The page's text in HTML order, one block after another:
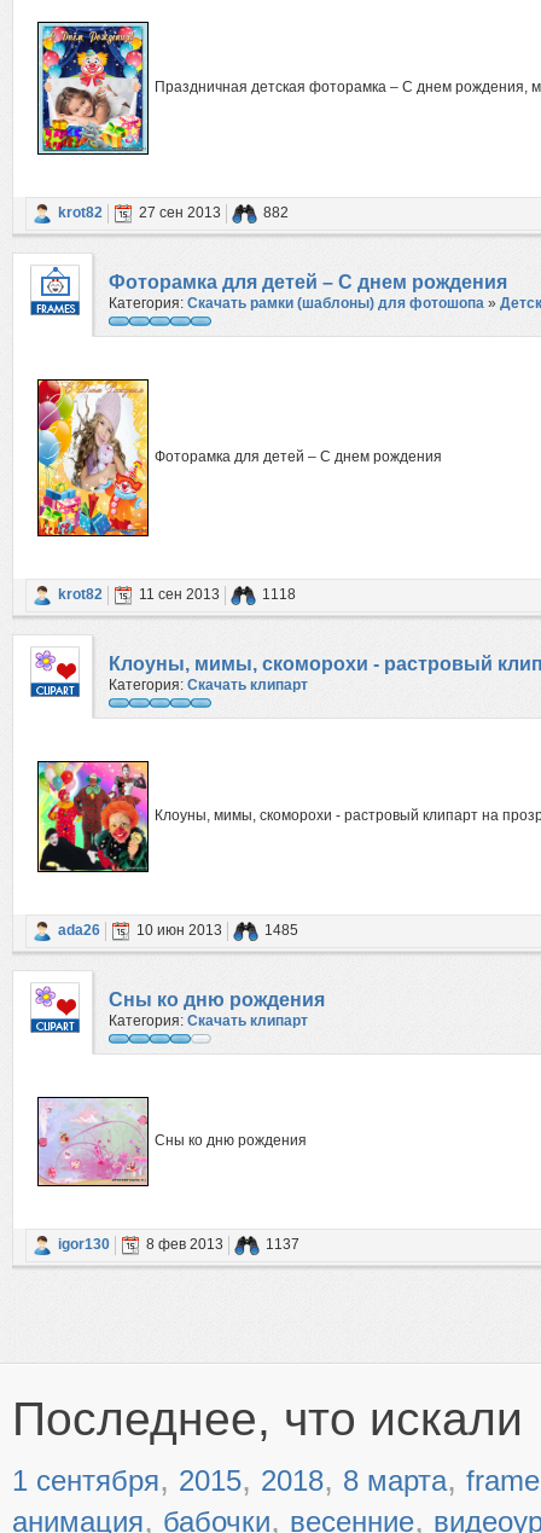
Праздничная детская фоторамка – С днем рождения,
krot82 27 сен 2013 882
Фоторамка для детей – С днем рождения
Категория: Скачать рамки (шаблоны) для фотошопа »
Фоторамка для детей – С днем рождения
krot82 11 сен 2013 1118
Клоуны, мимы, скоморохи - растровый
Категория: Скачать клипарт
Клоуны, мимы, скоморохи - растровый клипарт на
ada26 10 июн 2013 1485
Сны ко дню рождения
Категория: Скачать клипарт
Сны ко дню рождения
igor130 8 фев 2013 1137
Последнее, что искали
1 сентября, 2015, 2018, 8 марта, frame
анимация, бабочки, весенние,